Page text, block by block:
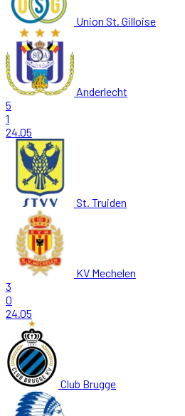
Union St. Gilloise
Anderlecht
5
1
24.05
St. Truiden
KV Mechelen
3
0
24.05
Club Brugge